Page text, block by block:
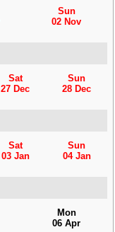
Sun
02 Nov
Sat
27 Dec
Sun
28 Dec
Sat
03 Jan
Sun
04 Jan
Mon
06 Apr